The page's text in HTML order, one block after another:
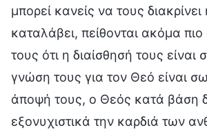
μπορεί κανείς να τους
καταλάβει, πείθονται ακόμα
τους ότι η διαίσθησή τους είναι
γνώση τους για τον Θεό είναι
άποψή τους, ο Θεός κατά βάση
εξονυχιστικά την καρδιά των